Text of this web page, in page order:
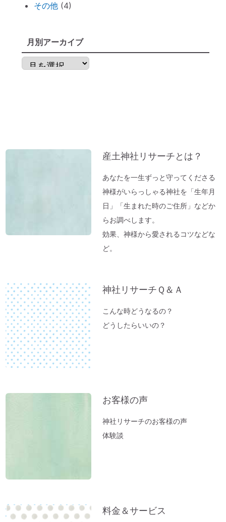
不安な時には「とんとんとん」
子育てママの救世主！『怒らなくても』～
ポイントを押さえればOK！
「ガイアの法則」より
【オルゴール療法：症例】ギックリ腰＆1週
間～10日続いていた便秘が解消→毎日お通
「バカ言ってる♪」水谷千重子ショーに行
東経１３５度「ガイアの法則」～ご神気た
っぷりの「いそべ神社」
夏のニオイ解決法「生ごみ臭」
高い浄化力♪ 高野山麓・和歌山の天然温
泉「ゆの里」に行ってきました。
【春のおそうじ】参拝前の自宅おそうじ～
福を入れるスペース作り。
富士山絶景ポイント♪「新倉富士浅間神
【お寺ヒーリング：ご感想】スカっと清々
【職場の浄化：ご感想】息苦しさを感じな
くなり居心地が良くなりました♪
春分ですね。今週やるべきこととは？
その他(4)
月別アーカイブ
ブ
産土神社リサーチとは？
あなたを一生ずっと守ってくださる
神様がいらっしゃる神社を「生年月
日」「生まれた時のご住所」などか
らお調べします。
効果、神様から愛されるコツなどな
ど。
神社リサーチＱ＆Ａ
こんな時どうなるの？
どうしたらいいの？
お客様の声
神社リサーチのお客様の声
体験談
料金＆サービス